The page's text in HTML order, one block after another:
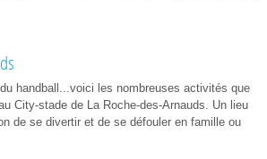
handball...voici les nombreuses activités que
City-stade de La Roche-des-Arnauds. Un lieu
de se divertir et de se défouler en famille ou